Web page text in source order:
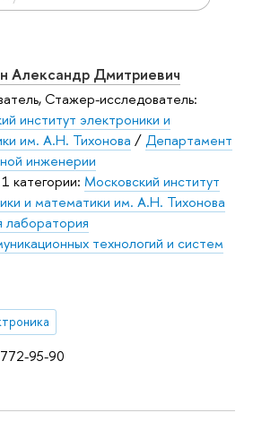
95-90
Александр Дмитриевич
Стажер-исследователь:
институт электроники и
им. А.Н. Тихонова /Департамент
инженерии
категории: Московский институт
и математики им. А.Н. Тихонова
лаборатория
технологий и систем